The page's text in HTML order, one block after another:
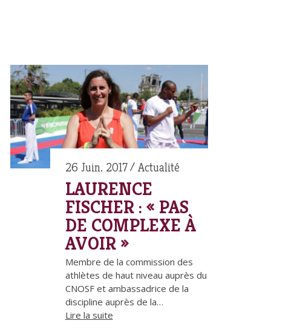
26 Juin. 2017 Actualité
LAURENCE
FISCHER : « PAS
DE COMPLEXE À
AVOIR »
Membre de la commission des
athlètes de haut niveau auprès du
CNOSF et ambassadrice de la
discipline auprès de la…
Lire la suite